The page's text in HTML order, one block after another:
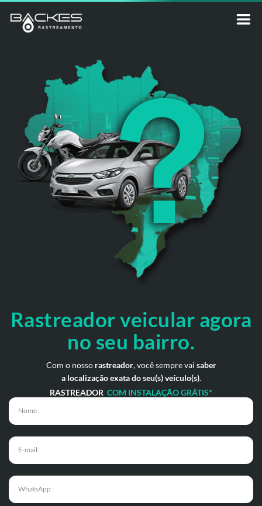
Rastreador veicular agora
no seu bairro.
Com o nosso rastreador, você sempre vai saber
a localização exata do seu(s) veículo(s).
RASTREADOR COM INSTALAÇÃO GRÁTIS*